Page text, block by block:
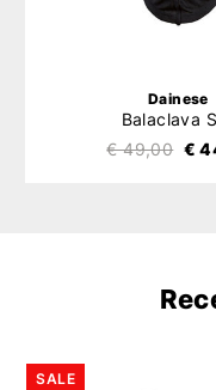
Dainese
Balaclava
€ 49,00 €
SALE